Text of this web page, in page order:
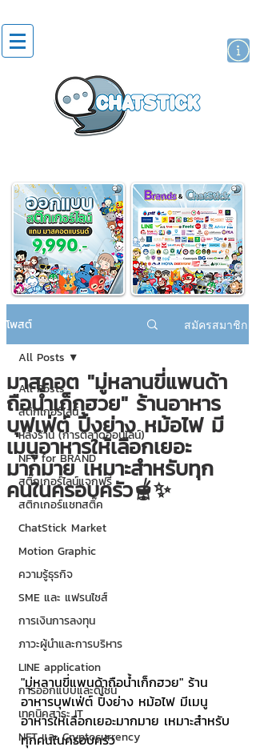
โพสต์ สมัครสมาชิก
All Posts
สติกเกอร์ไลน์
หลังร้าน (การตลาดออนไลน์)
NFT for BRAND
สติ๊กเกอร์ไลน์แจกฟรี
สติกเกอร์แชทสติ๊ค
ChatStick Market
Motion Graphic
ความรู้ธุรกิจ
SME และ แฟรนไชส์
การเงินการลงทุน
ภาวะผู้นำและการบริหาร
LINE application
การออกแบบและดีไซน์
เทคนิคสาระ IT
NFT และ Cryptocurrency
All Posts
มาสคอต "มู่หลานขี่แพนด้า
ถือน้ำเก็กฮวย" ร้านอาหาร
บุฟเฟ่ต์ ปิ้งย่าง หม้อไฟ มี
เมนูอาหารให้เลือกเยอะ
มากมาย เหมาะสำหรับทุก
คนในครอบครัว🫕✨
"มู่หลานขี่แพนด้าถือน้ำเก็กฮวย" ร้าน
อาหารบุฟเฟ่ต์ ปิ้งย่าง หม้อไฟ มีเมนู
อาหารให้เลือกเยอะมากมาย เหมาะสำหรับ
ทุกคนในครอบครัว